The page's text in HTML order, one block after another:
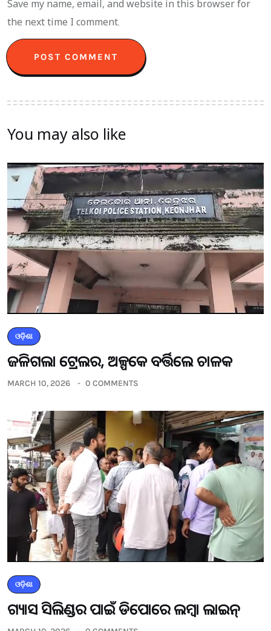
Save my name, email, and website in this browser for
the next time I comment.
You may also like
ଓଡ଼ିଶା
ଜଳିଗଲା ଟ୍ରେଲର, ଅଳ୍ପକେ ବର୍ତ୍ତିଲେ ଚାଳକ
MARCH 10, 2026 0 COMMENTS
ଓଡ଼ିଶା
ଗ୍ୟାସ ସିଲିଣ୍ଡର ପାଇଁ ଡିପୋରେ ଲମ୍ବା ଲାଇନ୍